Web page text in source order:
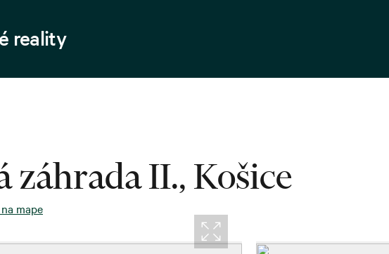
reality
záhrada II., Košice
mape